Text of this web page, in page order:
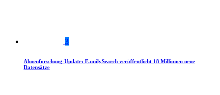
3
Ahnenforschung-Update: FamilySearch veröffentlicht 18 Millionen neue
Datensätze